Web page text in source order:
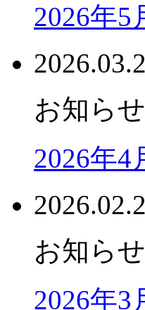
2026年
お知らせ
2026年
お知らせ
2026年